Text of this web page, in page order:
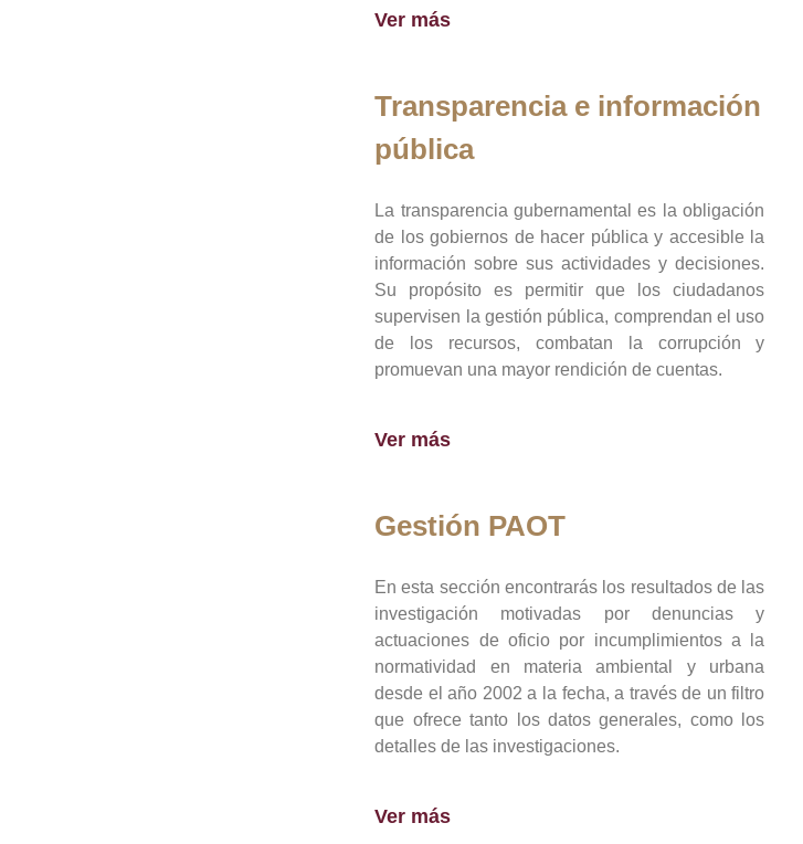
Ver más
Transparencia e información
pública
La transparencia gubernamental es la obligación
de los gobiernos de hacer pública y accesible la
información sobre sus actividades y decisiones.
Su propósito es permitir que los ciudadanos
supervisen la gestión pública, comprendan el uso
de los recursos, combatan la corrupción y
promuevan una mayor rendición de cuentas.
Ver más
Gestión PAOT
En esta sección encontrarás los resultados de las
investigación motivadas por denuncias y
actuaciones de oficio por incumplimientos a la
normatividad en materia ambiental y urbana
desde el año 2002 a la fecha, a través de un filtro
que ofrece tanto los datos generales, como los
detalles de las investigaciones.
Ver más